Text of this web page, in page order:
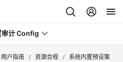
审计 Config
用户指南 / 资源合规 /
系统内置预设策